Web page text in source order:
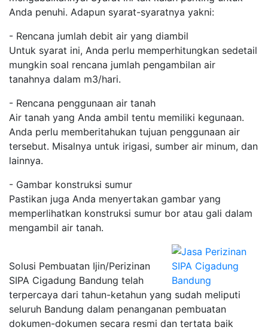
Anda penuhi. Adapun syarat-syaratnya yakni:
- Rencana jumlah debit air yang diambil
Untuk syarat ini, Anda perlu memperhitungkan sedetail
mungkin soal rencana jumlah pengambilan air
tanahnya dalam m3/hari.
- Rencana penggunaan air tanah
Air tanah yang Anda ambil tentu memiliki kegunaan.
Anda perlu memberitahukan tujuan penggunaan air
tersebut. Misalnya untuk irigasi, sumber air minum, dan
lainnya.
- Gambar konstruksi sumur
Pastikan juga Anda menyertakan gambar yang
memperlihatkan konstruksi sumur bor atau gali dalam
mengambil air tanah.
Solusi Pembuatan Ijin/Perizinan
SIPA Cigadung Bandung telah
terpercaya dari tahun-ketahun yang sudah meliputi
seluruh Bandung dalam penanganan pembuatan
dokumen-dokumen secara resmi dan tertata baik